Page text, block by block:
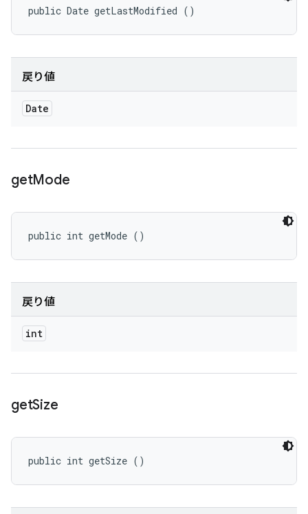
public Date getLastModified ()
戻り値
Date
getMode
public int getMode ()
戻り値
int
getSize
public int getSize ()